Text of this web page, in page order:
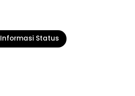
Informasi Status